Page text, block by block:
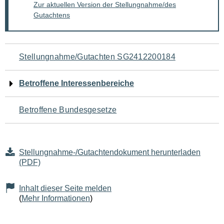
Zur aktuellen Version der Stellungnahme/des
Gutachtens
Navigation
für
den
Seiteninhalt
Stellungnahme/Gutachten SG2412200184
Betroffene Interessenbereiche
Betroffene Bundesgesetze
Stellungnahme-/Gutachtendokument herunterladen
(PDF)
Inhalt dieser Seite melden
(Mehr Informationen)